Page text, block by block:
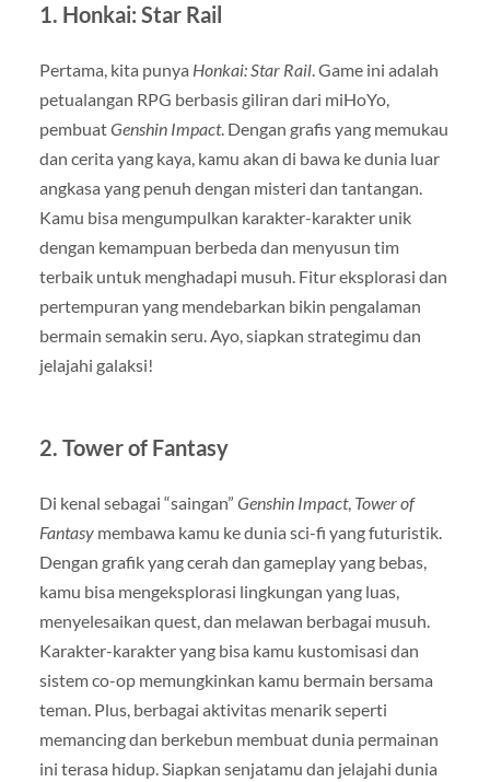
1. Honkai: Star Rail
Pertama, kita punya Honkai: Star Rail. Game ini adalah
petualangan RPG berbasis giliran dari miHoYo,
pembuatGenshin Impact. Dengan grafis yang memukau
dan cerita yang kaya, kamu akan di bawa ke dunia luar
angkasa yang penuh dengan misteri dan tantangan.
Kamu bisa mengumpulkan karakter-karakter unik
dengan kemampuan berbeda dan menyusun tim
terbaik untuk menghadapi musuh. Fitur eksplorasi dan
pertempuran yang mendebarkan bikin pengalaman
bermain semakin seru. Ayo, siapkan strategimu dan
jelajahi galaksi!
2. Tower of Fantasy
Di kenal sebagai “saingan” Genshin Impact, Tower of
Fantasymembawa kamu ke dunia sci-fi yang futuristik.
Dengan grafik yang cerah dan gameplay yang bebas,
kamu bisa mengeksplorasi lingkungan yang luas,
menyelesaikan quest, dan melawan berbagai musuh.
Karakter-karakter yang bisa kamu kustomisasi dan
sistem co-op memungkinkan kamu bermain bersama
teman. Plus, berbagai aktivitas menarik seperti
memancing dan berkebun membuat dunia permainan
ini terasa hidup. Siapkan senjatamu dan jelajahi dunia